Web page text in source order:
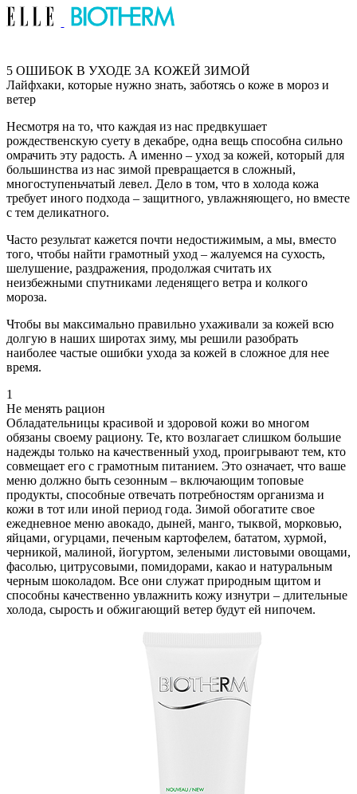
5 ОШИБОК В УХОДЕ ЗА КОЖЕЙ ЗИМОЙ
Лайфхаки, которые нужно знать, заботясь о коже в мороз и
ветер
Несмотря на то, что каждая из нас предвкушает
рождественскую суету в декабре, одна вещь способна сильно
омрачить эту радость. А именно – уход за кожей, который для
большинства из нас зимой превращается в сложный,
многоступеньчатый левел. Дело в том, что в холода кожа
требует иного подхода – защитного, увлажняющего, но вместе
с тем деликатного.
Часто результат кажется почти недостижимым, а мы, вместо
того, чтобы найти грамотный уход – жалуемся на сухость,
шелушение, раздражения, продолжая считать их
неизбежными спутниками леденящего ветра и колкого
мороза.
Чтобы вы максимально правильно ухаживали за кожей всю
долгую в наших широтах зиму, мы решили разобрать
наиболее частые ошибки ухода за кожей в сложное для нее
время.
1
Не менять рацион
Обладательницы красивой и здоровой кожи во многом
обязаны своему рациону. Те, кто возлагает слишком большие
надежды только на качественный уход, проигрывают тем, кто
совмещает его с грамотным питанием. Это означает, что ваше
меню должно быть сезонным – включающим топовые
продукты, способные отвечать потребностям организма и
кожи в тот или иной период года. Зимой обогатите свое
ежедневное меню авокадо, дыней, манго, тыквой, морковью,
яйцами, огурцами, печеным картофелем, бататом, хурмой,
черникой, малиной, йогуртом, зелеными листовыми овощами,
фасолью, цитрусовыми, помидорами, какао и натуральным
черным шоколадом. Все они служат природным щитом и
способны качественно увлажнить кожу изнутри – длительные
холода, сырость и обжигающий ветер будут ей нипочем.